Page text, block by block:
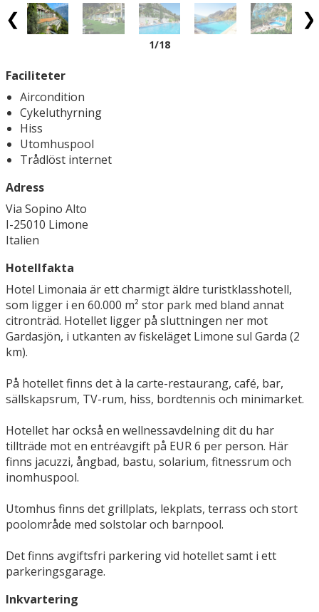
1/18
Faciliteter
Aircondition
Cykeluthyrning
Hiss
Utomhuspool
Trådlöst internet
Adress
Via Sopino Alto
I-25010 Limone
Italien
Hotellfakta
Hotel Limonaia är ett charmigt äldre turistklasshotell,
som ligger i en 60.000 m² stor park med bland annat
citronträd. Hotellet ligger på sluttningen ner mot
Gardasjön, i utkanten av fiskeläget Limone sul Garda (2
km).
På hotellet finns det à la carte-restaurang, café, bar,
sällskapsrum, TV-rum, hiss, bordtennis och minimarket.
Hotellet har också en wellnessavdelning dit du har
tillträde mot en entréavgift på EUR 6 per person. Här
finns jacuzzi, ångbad, bastu, solarium, fitnessrum och
inomhuspool.
Utomhus finns det grillplats, lekplats, terrass och stort
poolområde med solstolar och barnpool.
Det finns avgiftsfri parkering vid hotellet samt i ett
parkeringsgarage.
Inkvartering